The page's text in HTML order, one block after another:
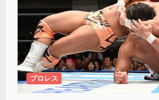
プロレス